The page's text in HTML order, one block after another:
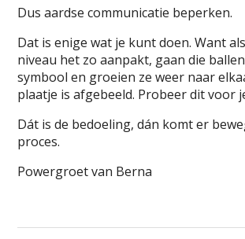
Dus aardse communicatie beperken.
Dat is enige wat je kunt doen. Want
niveau het zo aanpakt, gaan die
symbool en groeien ze weer naar
plaatje is afgebeeld. Probeer dit voor
Dát is de bedoeling, dán komt er
proces.
Powergroet van Berna